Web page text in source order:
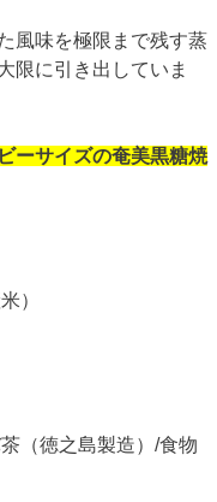
風味を極限まで残す蒸
限に引き出していま
ーサイズの奄美黒糖焼
）
（徳之島製造）/食物